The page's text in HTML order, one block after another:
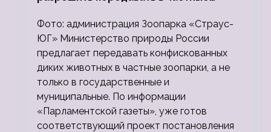
Фото: администрация Зоопарка «Страус-
ЮГ» Министерство природы России
предлагает передавать конфискованных
диких животных в частные зоопарки, а не
только в государственные и
муниципальные. По информации
«Парламентской газеты», уже готов
соответствующий проект постановления